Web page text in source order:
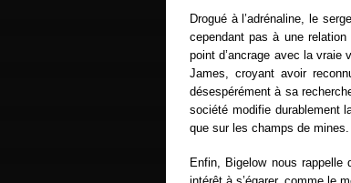
Drogué à l’adrénaline, le
cependant pas à une
point d’ancrage avec la
James, croyant avoir
désespérément à sa
société modifie durablement
que sur les champs de mines.
Enfin, Bigelow nous rappelle